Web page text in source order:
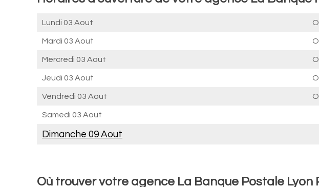
Lundi 03 Aout
Mardi 03 Aout
Mercredi 03 Aout
Jeudi 03 Aout
Vendredi 03 Aout
Samedi 03 Aout
Dimanche 09 Aout
Où trouver votre agence La Banque Postale Lyon